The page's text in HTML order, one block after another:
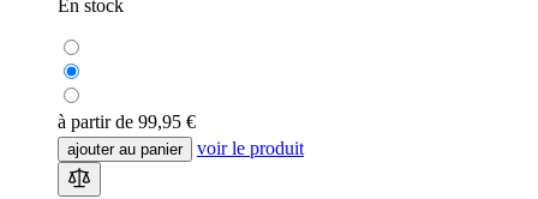
En stock
à partir de 99,95 €
ajouter au panier voir le produit